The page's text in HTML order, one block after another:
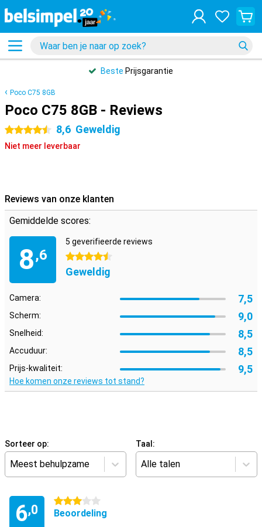
Beste Prijsgarantie
Poco C75 8GB
Poco C75 8GB - Reviews
4.5 sterren 8,6 Geweldig
Niet meer leverbaar
Reviews van onze klanten
Gemiddelde scores:
8,6
5 geverifieerde reviews
4.5 sterren
Geweldig
Camera: 7,5
Scherm: 9,0
Snelheid: 8,5
Accuduur: 8,5
Prijs-kwaliteit: 9,5
Hoe komen onze reviews tot stand?
Sorteer op:
Meest behulpzame
Taal:
Alle talen
6,0
3 sterren
Beoordeling